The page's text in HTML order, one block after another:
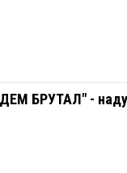
БРУТАЛ" -